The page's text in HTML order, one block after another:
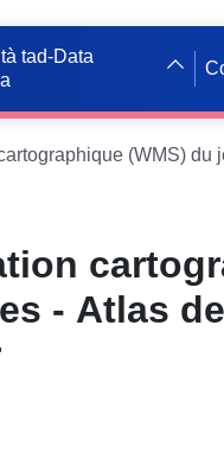
tad-Data
- Atlas